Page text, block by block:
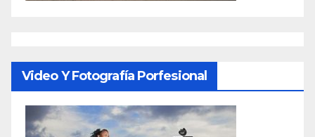
Video Y Fotografía Porfesional